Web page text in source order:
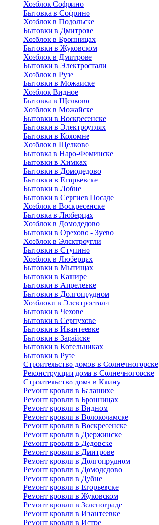
Хозблок Софрино
Бытовка в Софрино
Хозблок в Подольске
Бытовки в Дмитрове
Хозблок в Бронницах
Бытовки в Жуковском
Хозблок в Дмитрове
Бытовки в Электростали
Хозблок в Рузе
Бытовки в Можайске
Хозблок Видное
Бытовкa в Щелково
Хозблок в Можайске
Бытовки в Воскресенске
Бытовки в Электроуглях
Бытовки в Коломне
Хозблок в Щелково
Бытовка в Наро-Фоминске
Бытовки в Химках
Бытовки в Домодедово
Бытовки в Егорьевске
Бытовки в Лобне
Бытовки в Сергиев Посаде
Хозблок в Воскресенске
Бытовка в Люберцах
Хозблок в Домодедово
Бытовки в Орехово - Зуево
Хозблок в Электроугли
Бытовки в Ступино
Хозблок в Люберцах
Бытовки в Мытищах
Бытовки в Кашире
Бытовки в Апрелевке
Бытовки в Долгопрудном
Хозблоки в Электростали
Бытовки в Чехове
Бытовки в Серпухове
Бытовки в Ивантеевке
Бытовки в Зарайске
Бытовки в Котельниках
Бытовки в Рузе
Строительство домов в Солнечногорске
Реконструкция дома в Солнечногорске
Строительство дома в Клину
Ремонт кровли в Балашихе
Ремонт кровли в Бронницах
Ремонт кровли в Видном
Ремонт кровли в Волоколамске
Ремонт кровли в Воскресенске
Ремонт кровли в Дзержинске
Ремонт кровли в Дедовске
Ремонт кровли в Дмитрове
Ремонт кровли в Долгопрудном
Ремонт кровли в Домодедово
Ремонт кровли в Дубне
Ремонт кровли в Егорьевске
Ремонт кровли в Жуковском
Ремонт кровли в Зеленограде
Ремонт кровли в Ивантеевке
Ремонт кровли в Истре